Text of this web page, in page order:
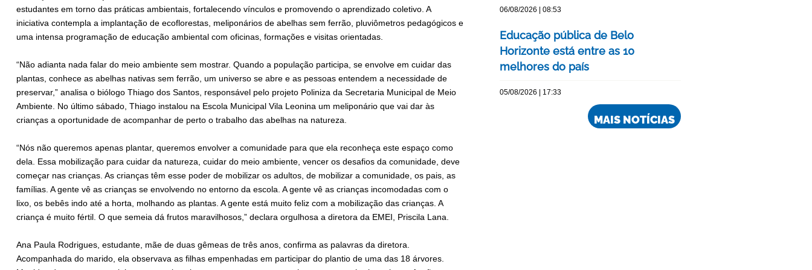
estudantes em torno das práticas ambientais, fortalecendo vínculos e promovendo o aprendizado coletivo. A
iniciativa contempla a implantação de ecoflorestas, meliponários de abelhas sem ferrão, pluviômetros pedagógicos e
uma intensa programação de educação ambiental com oficinas, formações e visitas orientadas.
“Não adianta nada falar do meio ambiente sem mostrar. Quando a população participa, se envolve em cuidar das
plantas, conhece as abelhas nativas sem ferrão, um universo se abre e as pessoas entendem a necessidade de
preservar,” analisa o biólogo Thiago dos Santos, responsável pelo projeto Poliniza da Secretaria Municipal de Meio
Ambiente. No último sábado, Thiago instalou na Escola Municipal Vila Leonina um meliponário que vai dar às
crianças a oportunidade de acompanhar de perto o trabalho das abelhas na natureza.
“Nós não queremos apenas plantar, queremos envolver a comunidade para que ela reconheça este espaço como
dela. Essa mobilização para cuidar da natureza, cuidar do meio ambiente, vencer os desafios da comunidade, deve
começar nas crianças. As crianças têm esse poder de mobilizar os adultos, de mobilizar a comunidade, os pais, as
famílias. A gente vê as crianças se envolvendo no entorno da escola. A gente vê as crianças incomodadas com o
lixo, os bebês indo até a horta, molhando as plantas. A gente está muito feliz com a mobilização das crianças. A
criança é muito fértil. O que semeia dá frutos maravilhosos,” declara orgulhosa a diretora da EMEI, Priscila Lana.
Ana Paula Rodrigues, estudante, mãe de duas gêmeas de três anos, confirma as palavras da diretora.
Acompanhada do marido, ela observava as filhas empenhadas em participar do plantio de uma das 18 árvores.
06/08/2026 | 08:53
Educação pública de Belo
Horizonte está entre as 10
melhores do país
05/08/2026 | 17:33
MAIS NOTÍCIAS